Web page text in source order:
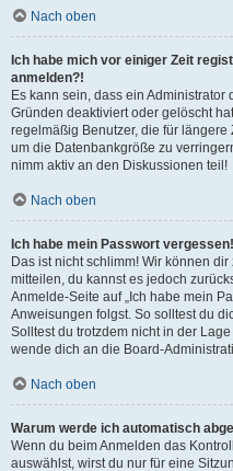
Nach oben
Ich habe mich vor einiger Zeit
anmelden?!
Es kann sein, dass ein
Gründen deaktiviert oder gelöscht
regelmäßig Benutzer, die für
um die Datenbankgröße zu
nimm aktiv an den Diskussionen teil!
Nach oben
Ich habe mein Passwort vergessen!
Das ist nicht schlimm! Wir können
mitteilen, du kannst es jedoch
Anmelde-Seite auf „Ich habe mein
Anweisungen folgst. So solltest du
Solltest du trotzdem nicht in der
wende dich an die Board-
Nach oben
Warum werde ich automatisch
Wenn du beim Anmelden das
auswählst, wirst du nur für eine